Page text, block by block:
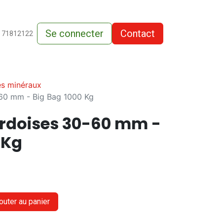
vente
71812122 Se connecter Contact
minéraux
mm - Big Bag 1000 Kg
30-60 mm -
au panier